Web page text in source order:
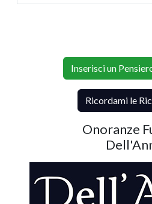
Inserisci un
Ricordami le
Onoranze